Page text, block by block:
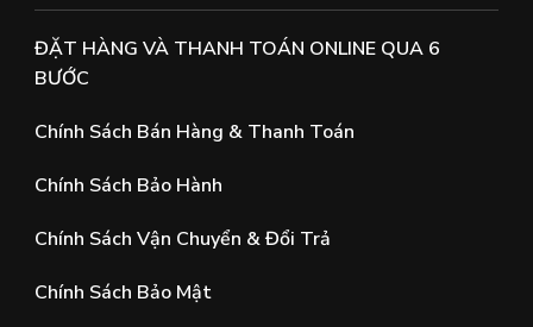
ĐẶT HÀNG VÀ THANH TOÁN ONLINE QUA 6
BƯỚC
Chính Sách Bán Hàng & Thanh Toán
Chính Sách Bảo Hành
Chính Sách Vận Chuyển & Đổi Trả
Chính Sách Bảo Mật